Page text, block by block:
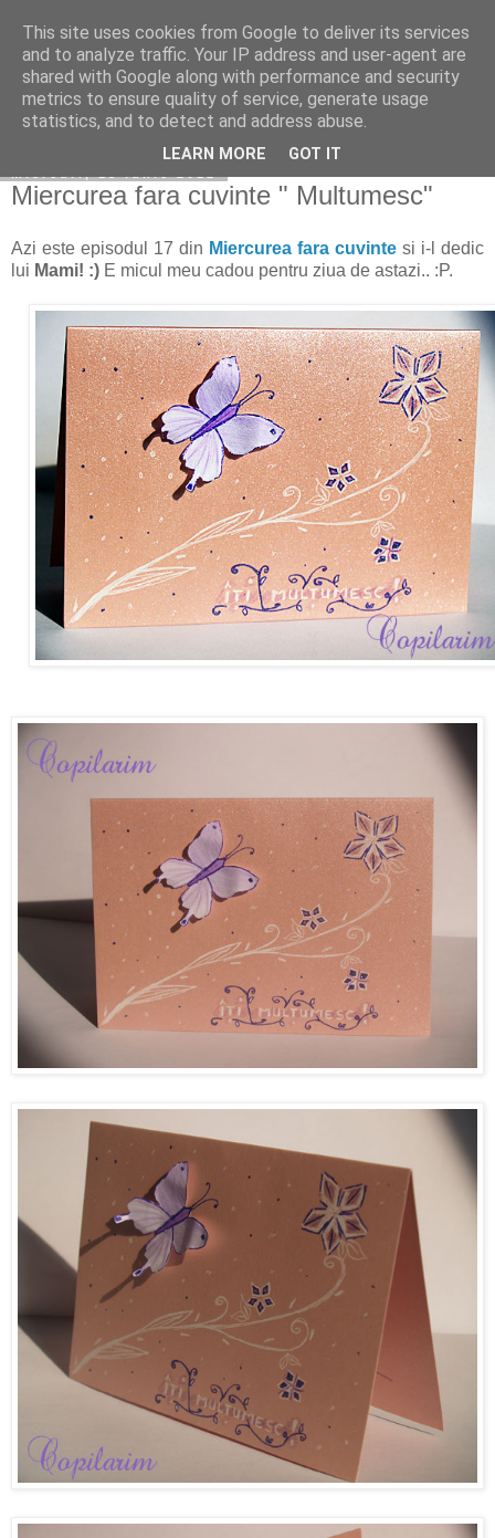
Copilarim
Miercurea fara cuvinte " Multumesc"
Azi este episodul 17 din Miercurea fara cuvinte si i-l dedic
lui Mami! :) E micul meu cadou pentru ziua de astazi.. :P.
This site uses cookies from Google to deliver its services
and to analyze traffic. Your IP address and user-agent are
shared with Google along with performance and security
metrics to ensure quality of service, generate usage
statistics, and to detect and address abuse.
LEARN MORE GOT IT